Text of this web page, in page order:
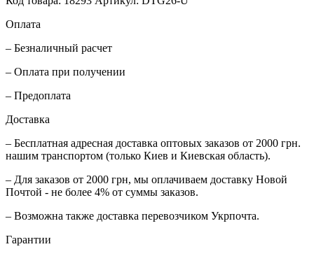
Оплата
– Безналичный расчет
– Оплата при получении
– Предоплата
Доставка
– Бесплатная адресная доставка оптовых заказов от 2000 грн.
нашим транспортом (только Киев и Киевская область).
– Для заказов от 2000 грн, мы оплачиваем доставку Новой
Почтой - не более 4% от суммы заказов.
– Возможна также доставка перевозчиком Укрпочта.
Гарантии